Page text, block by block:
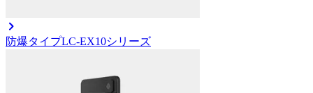
防爆タイプLC-EX10シリーズ